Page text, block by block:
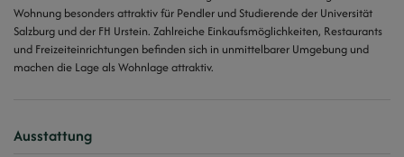
Wohnung besonders attraktiv für Pendler und Studierende der Universität
Salzburg und der FH Urstein. Zahlreiche Einkaufsmöglichkeiten, Restaurants
und Freizeiteinrichtungen befinden sich in unmittelbarer Umgebung und
machen die Lage als Wohnlage attraktiv.
Ausstattung